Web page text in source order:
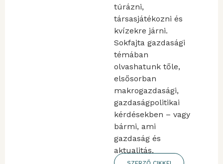
túrázni,
társasjátékozni és
kvízekre járni.
Sokfajta gazdasági
témában
olvashatunk tőle,
elsősorban
makrogazdasági,
gazdaságpolitikai
kérdésekben – vagy
bármi, ami
gazdaság és
aktualitás.